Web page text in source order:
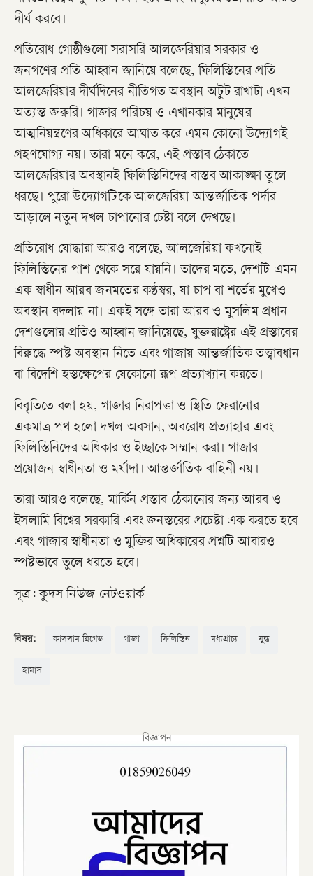
দীর্ঘ করবে।
প্রতিরোধ গোষ্ঠীগুলো সরাসরি আলজেরিয়ার সরকার ও
জনগণের প্রতি আহ্বান জানিয়ে বলেছে, ফিলিস্তিনের প্রতি
আলজেরিয়ার দীর্ঘদিনের নীতিগত অবস্থান অটুট রাখাটা এখন
অত্যন্ত জরুরি। গাজার পরিচয় ও এখানকার মানুষের
আত্মনিয়ন্ত্রণের অধিকারে আঘাত করে এমন কোনো উদ্যোগই
গ্রহণযোগ্য নয়। তারা মনে করে, এই প্রস্তাব ঠেকাতে
আলজেরিয়ার অবস্থানই ফিলিস্তিনিদের বাস্তব আকাঙ্ক্ষা তুলে
ধরছে। পুরো উদ্যোগটিকে আলজেরিয়া আন্তর্জাতিক পর্দার
আড়ালে নতুন দখল চাপানোর চেষ্টা বলে দেখছে।
প্রতিরোধ যোদ্ধারা আরও বলেছে, আলজেরিয়া কখনোই
ফিলিস্তিনের পাশ থেকে সরে যায়নি। তাদের মতে, দেশটি এমন
এক স্বাধীন আরব জনমতের কণ্ঠস্বর, যা চাপ বা শর্তের মুখেও
অবস্থান বদলায় না। একই সঙ্গে তারা আরব ও মুসলিম প্রধান
দেশগুলোর প্রতিও আহ্বান জানিয়েছে, যুক্তরাষ্ট্রের এই প্রস্তাবের
বিরুদ্ধে স্পষ্ট অবস্থান নিতে এবং গাজায় আন্তর্জাতিক তত্ত্বাবধান
বা বিদেশি হস্তক্ষেপের যেকোনো রূপ প্রত্যাখ্যান করতে।
বিবৃতিতে বলা হয়, গাজার নিরাপত্তা ও স্থিতি ফেরানোর
একমাত্র পথ হলো দখল অবসান, অবরোধ প্রত্যাহার এবং
ফিলিস্তিনিদের অধিকার ও ইচ্ছাকে সম্মান করা। গাজার
প্রয়োজন স্বাধীনতা ও মর্যাদা। আন্তর্জাতিক বাহিনী নয়।
তারা আরও বলেছে, মার্কিন প্রস্তাব ঠেকানোর জন্য আরব ও
ইসলামি বিশ্বের সরকারি এবং জনস্তরের প্রচেষ্টা এক করতে হবে
এবং গাজার স্বাধীনতা ও মুক্তির অধিকারের প্রশ্নটি আবারও
স্পষ্টভাবে তুলে ধরতে হবে।
সূত্র: কুদস নিউজ নেটওয়ার্ক
বিষয়: কাসসাম ব্রিগেড গাজা ফিলিস্তিন মধ্যপ্রাচ্য যুদ্ধ
হামাস
বিজ্ঞাপন